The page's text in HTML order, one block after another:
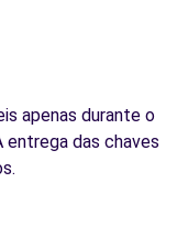
apenas durante o
entrega das chaves